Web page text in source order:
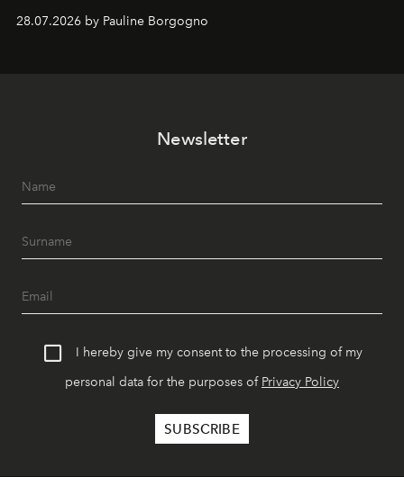
samenkomen.
28.07.2026 by Pauline Borgogno
Newsletter
I hereby give my consent to the processing of my
personal data for the purposes of Privacy Policy